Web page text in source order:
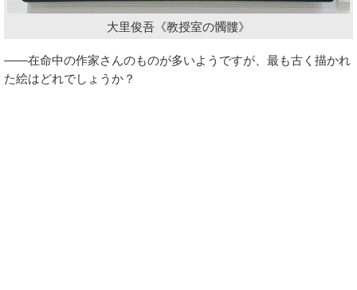
大里俊吾《教授室の髑髏》
――在命中の作家さんのものが多いようですが、最も古く描かれ
た絵はどれでしょうか？